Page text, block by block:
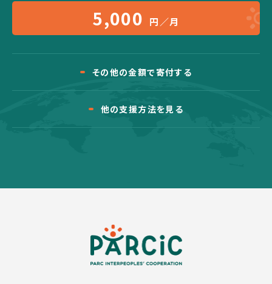
5,000 円／月
その他の金額で寄付する
他の支援方法を見る